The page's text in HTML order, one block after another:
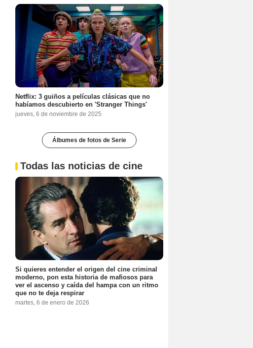
Netflix: 3 guiños a películas clásicas que no
habíamos descubierto en 'Stranger Things'
jueves, 6 de noviembre de 2025
Álbumes de fotos de Serie
Todas las noticias de cine
Si quieres entender el origen del cine criminal
moderno, pon esta historia de mafiosos para
ver el ascenso y caída del hampa con un ritmo
que no te deja respirar
martes, 6 de enero de 2026